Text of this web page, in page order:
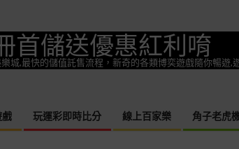
首儲送優惠紅利唷
,最快的儲值託售流程，新奇的各類博奕遊戲隨你暢遊,
Primary
戲 玩運彩即時比分 線上百家樂 角子老虎